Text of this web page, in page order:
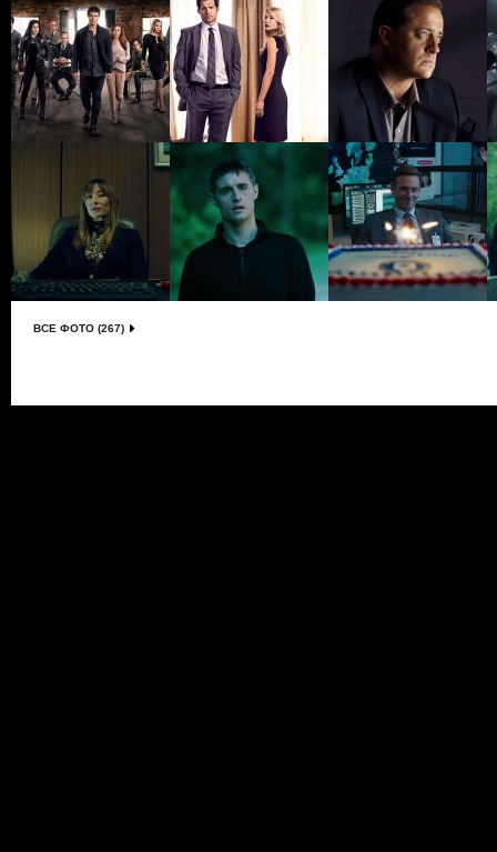
ВСЕ ФОТО (267)